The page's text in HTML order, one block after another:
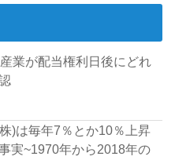
業が配当権利日後にどれ
)は毎年7％とか10％上昇
実~1970年から2018年の